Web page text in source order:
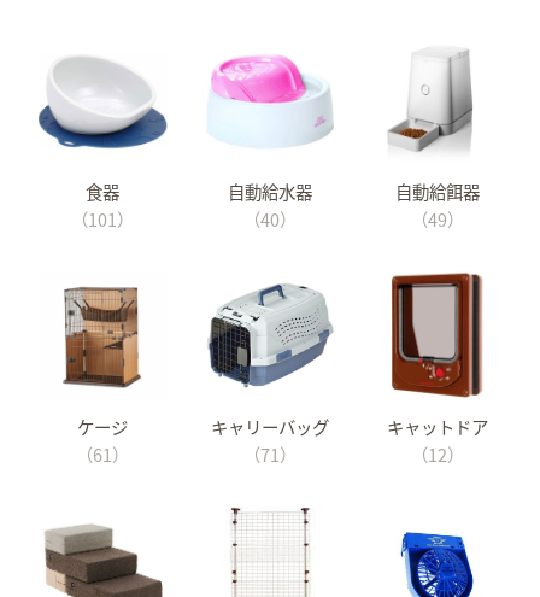
食器
（101）
自動給水器
（40）
自動給餌器
（49）
ケージ
（61）
キャリーバッグ
（71）
キャットドア
（12）